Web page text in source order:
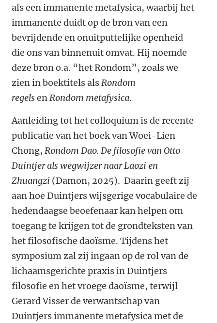
als een immanente metafysica, waarbij het
immanente duidt op de bron van een
bevrijdende en onuitputtelijke openheid
die ons van binnenuit omvat. Hij noemde
deze bron o.a. “het Rondom”, zoals we
zien in boektitels alsRondom
regels enRondom metafysica.
Aanleiding tot het colloquium is de recente
publicatie van het boek van Woei-Lien
Chong, Rondom Dao. De filosofie van Otto
Duintjer als wegwijzer naar Laozi en
Zhuangzi (Damon, 2025). Daarin geeft zij
aan hoe Duintjers wijsgerige vocabulaire de
hedendaagse beoefenaar kan helpen om
toegang te krijgen tot de grondteksten van
het filosofische daoïsme. Tijdens het
symposium zal zij ingaan op de rol van de
lichaamsgerichte praxis in Duintjers
filosofie en het vroege daoïsme, terwijl
Gerard Visser de verwantschap van
Duintjers immanente metafysica met de